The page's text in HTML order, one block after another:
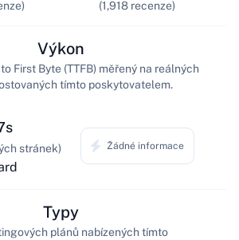
(1,918 recenze)
stránek)
Výkon
First Byte (TTFB) měřený na reálných
tímto poskytovatelem.
Žádné informace
Typy
plánů nabízených tímto